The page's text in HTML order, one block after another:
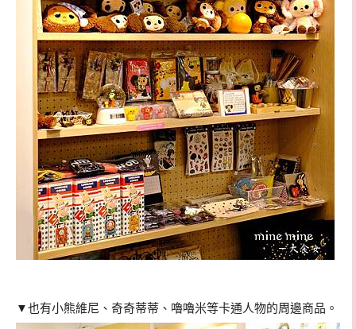
▼也有小熊維尼、奇奇蒂蒂、嚕嚕米等卡通人物的周邊商品。